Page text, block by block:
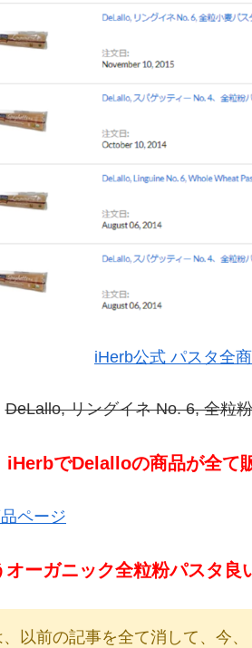
iHerb公式 パスタ全
DeLallo, リングイネ No. 6, 全粒
iHerbでDelalloの商品が全て
ページ
ーガニック全粒粉パスタ良
以前の記事を全て消して、今